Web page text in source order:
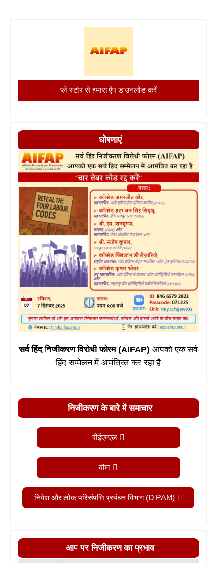
प्ले स्टोर से हमारा ऐप डाउनलोड करें
घोषणाएं
सर्व हिंद निजीकरण विरोधी फोरम (AIFAP)आपको एक सर्व
हिंद सम्मेलन में आमंत्रित कर रहा है
निजीकरण के बारे में समाचार
बीईएमएल
बीमा
निवेश और लोक परिसंपत्ति प्रबंधन विभाग (DIPAM)
आप पर निजीकरण का प्रभाव